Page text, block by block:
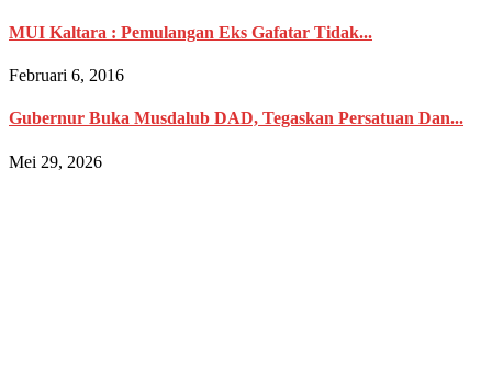
MUI Kaltara : Pemulangan Eks Gafatar Tidak...
Februari 6, 2016
Gubernur Buka Musdalub DAD, Tegaskan Persatuan Dan...
Mei 29, 2026